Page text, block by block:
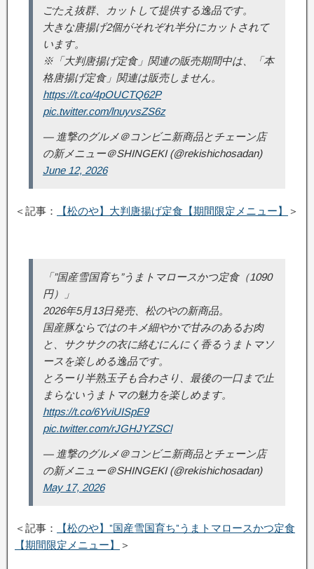
ごたえ抜群、カットして提供する逸品です。
大きな唐揚げ2個がそれぞれ半分にカットされて
います。
※「大判唐揚げ定食」関連の販売期間中は、「本
格唐揚げ定食」関連は販売しません。
https://t.co/4pOUCTQ62P
pic.twitter.com/lnuyvsZS6z
— 進撃のグルメ＠コンビニ新商品とチェーン店
の新メニュー＠SHINGEKI (@rekishichosadan)
June 12, 2026
＜記事： 【松のや】大判唐揚げ定食【期間限定メニュー】 ＞
「”国産雪国育ち”うまトマロースかつ定食（1090
円）」
2026年5月13日発売、松のやの新商品。
国産豚ならではのキメ細やかで甘みのあるお肉
と、サクサクの衣に絡むにんにく香るうまトマソ
ースを楽しめる逸品です。
とろーり半熟玉子も合わさり、最後の一口まで止
まらないうまトマの魅力を楽しめます。
https://t.co/6YviUISpE9
pic.twitter.com/rJGHJYZSCl
— 進撃のグルメ＠コンビニ新商品とチェーン店
の新メニュー＠SHINGEKI (@rekishichosadan)
May 17, 2026
＜記事：
【松のや】”国産雪国育ち”うまトマロースかつ定食
【期間限定メニュー】
＞